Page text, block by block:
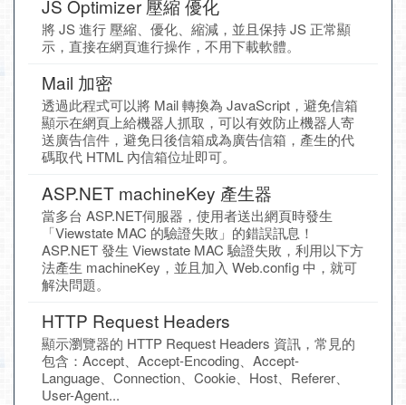
JS Optimizer 壓縮 優化
將 JS 進行 壓縮、優化、縮減，並且保持 JS 正常顯
示，直接在網頁進行操作，不用下載軟體。
Mail 加密
透過此程式可以將 Mail 轉換為 JavaScript，避免信箱
顯示在網頁上給機器人抓取，可以有效防止機器人寄
送廣告信件，避免日後信箱成為廣告信箱，產生的代
碼取代 HTML 內信箱位址即可。
ASP.NET machineKey 產生器
當多台 ASP.NET伺服器，使用者送出網頁時發生
「Viewstate MAC 的驗證失敗」的錯誤訊息！
ASP.NET 發生 Viewstate MAC 驗證失敗，利用以下方
法產生 machineKey，並且加入 Web.config 中，就可
解決問題。
HTTP Request Headers
顯示瀏覽器的 HTTP Request Headers 資訊，常見的
包含：Accept、Accept-Encoding、Accept-
Language、Connection、Cookie、Host、Referer、
User-Agent...